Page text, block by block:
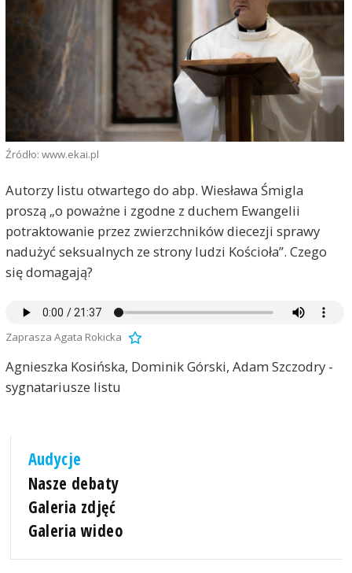
Źródło: www.ekai.pl
Autorzy listu otwartego do abp. Wiesława Śmigla
proszą „o poważne i zgodne z duchem Ewangelii
potraktowanie przez zwierzchników diecezji sprawy
nadużyć seksualnych ze strony ludzi Kościoła”. Czego
się domagają?
Zaprasza Agata Rokicka
Agnieszka Kosińska, Dominik Górski, Adam Szczodry -
sygnatariusze listu
Audycje
Nasze debaty
Galeria zdjęć
Galeria wideo